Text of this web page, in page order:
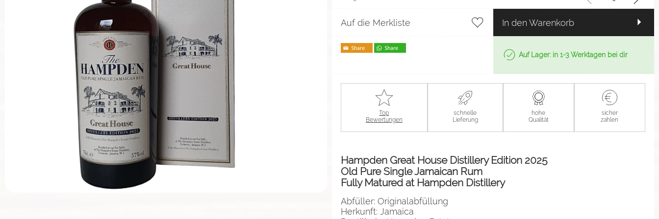
Auf die Merkliste In den Warenkorb
Auf Lager: in 1-3 Werktagen bei dir
Top
Bewertungen
schnelle
Lieferung
hohe
Qualität
sicher
zahlen
Hampden Great House Distillery Edition 2025
Old Pure Single Jamaican Rum
Fully Matured at Hampden Distillery
Abfüller: Originalabfüllung
Herkunft: Jamaica